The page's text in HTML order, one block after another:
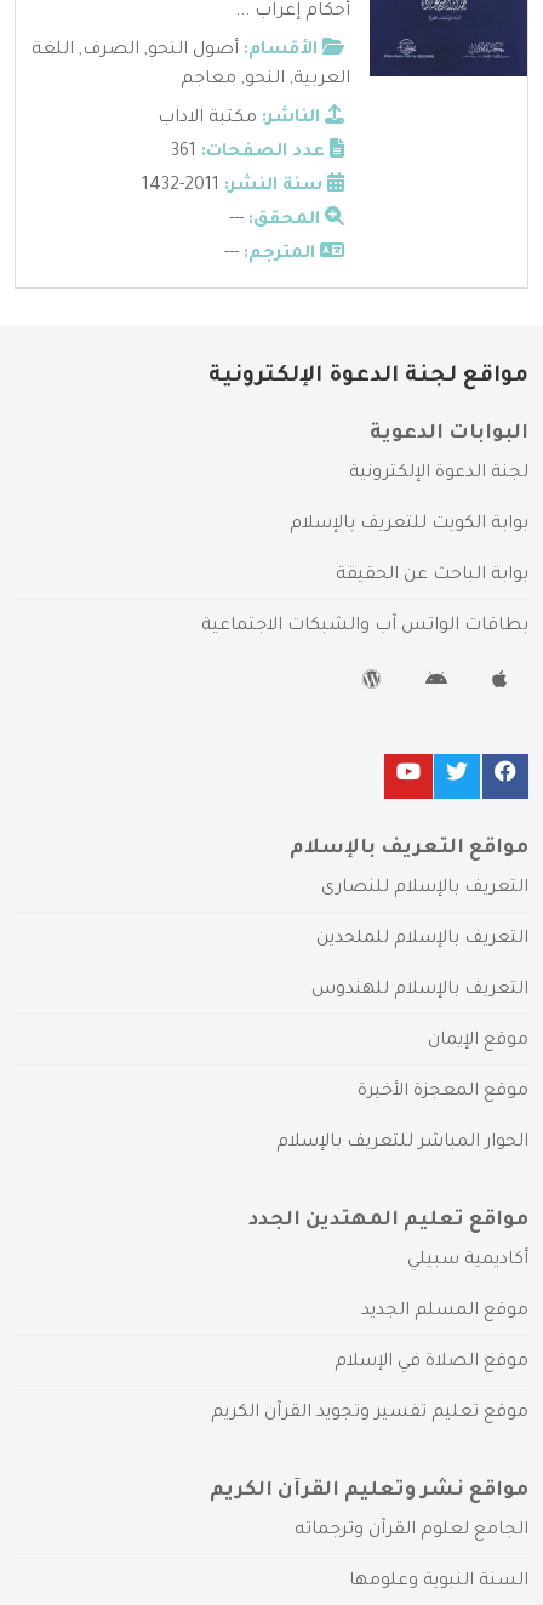
أحكام إعراب ...
الأقسام: أصول النحو, الصرف, اللغة
العربية, النحو, معاجم
الناشر: مكتبة الاداب
عدد الصفحات:
سنة النشر:
المحقق: ---
المترجم: ---
مواقع لجنة الدعوة الإلكترونية
البوابات الدعوية
لجنة الدعوة الإلكترونية
بوابة الكويت للتعريف بالإسلام
بوابة الباحث عن الحقيقة
بطاقات الواتس آب والشبكات الاجتماعية
مواقع التعريف بالإسلام
التعريف بالإسلام للنصارى
التعريف بالإسلام للملحدين
التعريف بالإسلام للهندوس
موقع الإيمان
موقع المعجزة الأخيرة
الحوار المباشر للتعريف بالإسلام
مواقع تعليم المهتدين الجدد
أكاديمية سبيلي
موقع المسلم الجديد
موقع الصلاة في الإسلام
موقع تعليم تفسير وتجويد القرآن الكريم
مواقع نشر وتعليم القرآن الكريم
الجامع لعلوم القرآن وترجماته
السنة النبوية وعلومها